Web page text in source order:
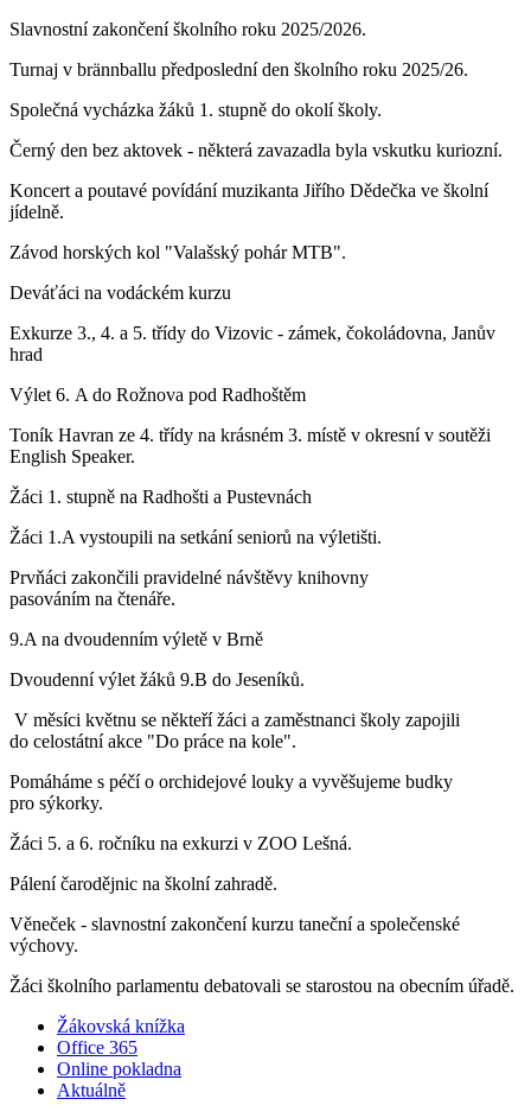
Slavnostní zakončení školního roku 2025/2026.
Turnaj v brännballu předposlední den školního roku 2025/26.
Společná vycházka žáků 1. stupně do okolí školy.
Černý den bez aktovek - některá zavazadla byla vskutku kuriozní.
Koncert a poutavé povídání muzikanta Jiřího Dědečka ve školní
jídelně.
Závod horských kol "Valašský pohár MTB".
Deváťáci na vodáckém kurzu
Exkurze 3., 4. a 5. třídy do Vizovic - zámek, čokoládovna, Janův
hrad
Výlet 6. A do Rožnova pod Radhoštěm
Toník Havran ze 4. třídy na krásném 3. místě v okresní v soutěži
English Speaker.
Žáci 1. stupně na Radhošti a Pustevnách
Žáci 1.A vystoupili na setkání seniorů na výletišti.
Prvňáci zakončili pravidelné návštěvy knihovny
pasováním na čtenáře.
9.A na dvoudenním výletě v Brně
Dvoudenní výlet žáků 9.B do Jeseníků.
V měsíci květnu se někteří žáci a zaměstnanci školy zapojili
do celostátní akce "Do práce na kole".
Pomáháme s péčí o orchidejové louky a vyvěšujeme budky
pro sýkorky.
Žáci 5. a 6. ročníku na exkurzi v ZOO Lešná.
Pálení čarodějnic na školní zahradě.
Věneček - slavnostní zakončení kurzu taneční a společenské
výchovy.
Žáci školního parlamentu debatovali se starostou na obecním úřadě.
Žákovská knížka
Office 365
Online pokladna
Aktuálně